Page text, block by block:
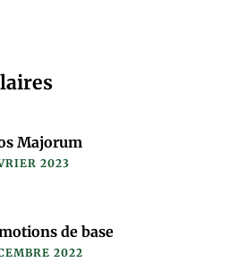
Majorum
2023
de base
2022